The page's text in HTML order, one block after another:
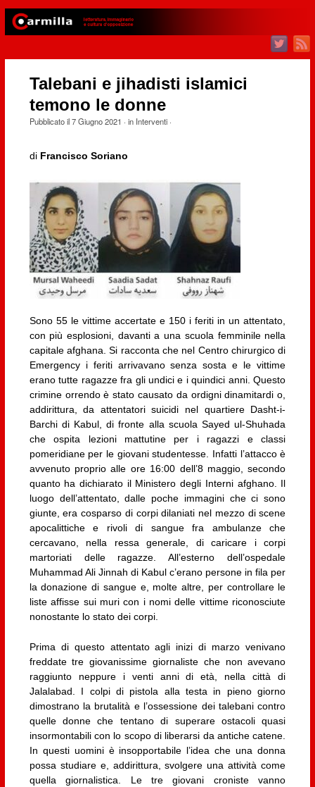
Talebani e jihadisti islamici
temono le donne
Pubblicato il7 Giugno 2021 · in Interventi·
di Francisco Soriano
Sono 55 le vittime accertate e 150 i feriti in un attentato,
con più esplosioni, davanti a una scuola femminile nella
capitale afghana. Si racconta che nel Centro chirurgico di
Emergency i feriti arrivavano senza sosta e le vittime
erano tutte ragazze fra gli undici e i quindici anni. Questo
crimine orrendo è stato causato da ordigni dinamitardi o,
addirittura, da attentatori suicidi nel quartiere Dasht-i-
Barchi di Kabul, di fronte alla scuola Sayed ul-Shuhada
che ospita lezioni mattutine per i ragazzi e classi
pomeridiane per le giovani studentesse. Infatti l’attacco è
avvenuto proprio alle ore 16:00 dell’8 maggio, secondo
quanto ha dichiarato il Ministero degli Interni afghano. Il
luogo dell’attentato, dalle poche immagini che ci sono
giunte, era cosparso di corpi dilaniati nel mezzo di scene
apocalittiche e rivoli di sangue fra ambulanze che
cercavano, nella ressa generale, di caricare i corpi
martoriati delle ragazze. All’esterno dell’ospedale
Muhammad Ali Jinnah di Kabul c’erano persone in fila per
la donazione di sangue e, molte altre, per controllare le
liste affisse sui muri con i nomi delle vittime riconosciute
nonostante lo stato dei corpi.
Prima di questo attentato agli inizi di marzo venivano
freddate tre giovanissime giornaliste che non avevano
raggiunto neppure i venti anni di età, nella città di
Jalalabad. I colpi di pistola alla testa in pieno giorno
dimostrano la brutalità e l’ossessione dei talebani contro
quelle donne che tentano di superare ostacoli quasi
insormontabili con lo scopo di liberarsi da antiche catene.
In questi uomini è insopportabile l’idea che una donna
possa studiare e, addirittura, svolgere una attività come
quella giornalistica. Le tre giovani croniste vanno